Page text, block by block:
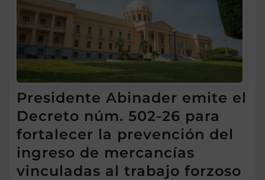
Presidente Abinader emite el
Decreto núm. 502-26 para
fortalecer la prevención del
ingreso de mercancías
vinculadas al trabajo forzoso